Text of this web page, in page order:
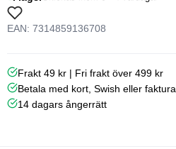
EAN: 7314859136708
Frakt 49 kr | Fri frakt över 499 kr
Betala med kort, Swish eller faktura
14 dagars ångerrätt